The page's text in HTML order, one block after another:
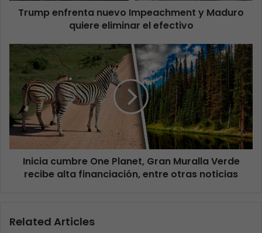
Trump enfrenta nuevo Impeachment y Maduro
quiere eliminar el efectivo
Inicia cumbre One Planet, Gran Muralla Verde
recibe alta financiación, entre otras noticias
Related Articles